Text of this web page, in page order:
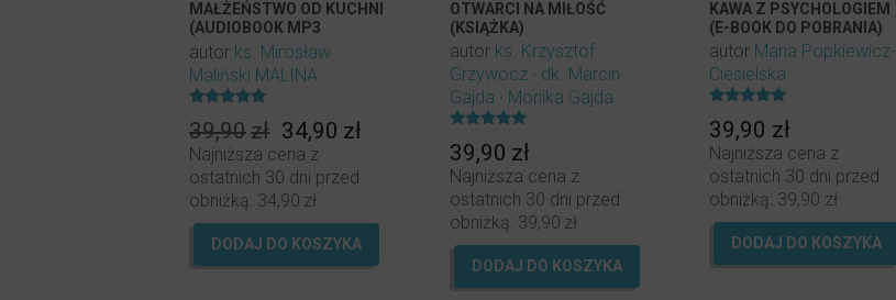
MAŁŻEŃSTWO OD KUCHNI
(AUDIOBOOK MP3
DO POBRANIA)
autor ks. Mirosław
Maliński MALINA
5.00
na 5.
39,90zł Pierwotna
cena
wynosiła:
39,90zł.
34,90 zł
Najniższa cena z
ostatnich 30 dni przed
obniżką: 34,90 zł
DODAJ DO KOSZYKA
OTWARCI NA MIŁOŚĆ
(KSIĄŻKA)
autor ks. Krzysztof
Grzywocz
dk. Marcin
Gajda
Monika Gajda
5.00
na 5.
39,90 zł
Najniższa cena z
ostatnich 30 dni przed
obniżką: 39,90 zł
DODAJ DO KOSZYKA
KAWA Z PSYCHOLOGIEM
(E-BOOK DO POBRANIA)
autor Maria Popkiewicz-
Ciesielska
5.00
na 5.
39,90 zł
Najniższa cena z
ostatnich 30 dni przed
obniżką: 39,90 zł
DODAJ DO KOSZYKA